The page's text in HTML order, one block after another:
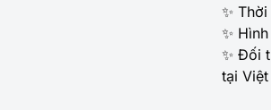
✨
✨
✨ Đối
tại